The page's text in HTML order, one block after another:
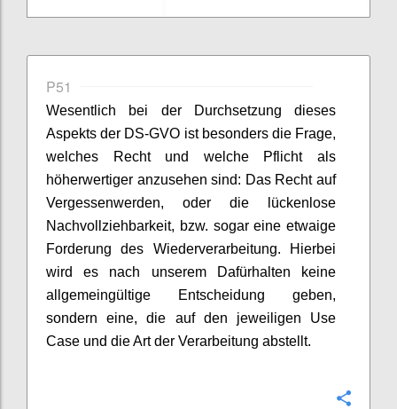
P51
Wesentlich bei der Durchsetzung dieses
Aspekts der DS-GVO ist besonders die Frage,
welches Recht und welche Pflicht als
höherwertiger anzusehen sind: Das Recht auf
Vergessenwerden, oder die lückenlose
Nachvollziehbarkeit, bzw. sogar eine etwaige
Forderung des Wiederverarbeitung. Hierbei
wird es nach unserem Dafürhalten keine
allgemeingültige Entscheidung geben,
sondern eine, die auf den jeweiligen Use
Case und die Art der Verarbeitung abstellt.